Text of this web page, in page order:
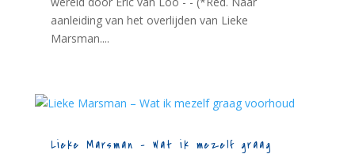
aanleiding van het overlijden van Lieke
Marsman....
Lieke Marsman – Wat ik mezelf graag